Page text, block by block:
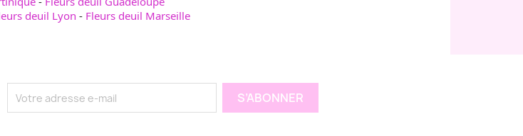
deuil Lyon - Fleurs deuil Marseille